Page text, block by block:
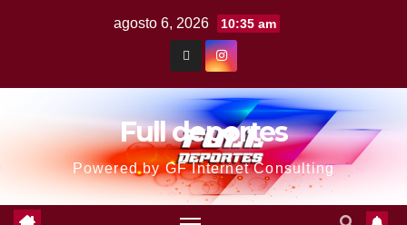
agosto 6, 2026 10:35 am
Full deportes
Powered by GF Internet Consulting